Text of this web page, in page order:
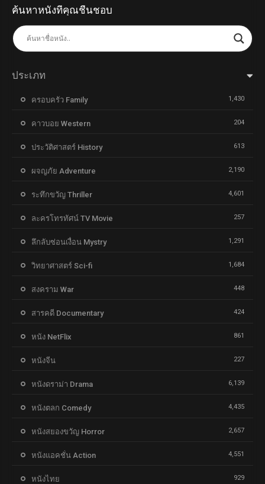
ค้นหาหนังที่คุณชื่นชอบ
ประเภท
ครอบครัว Family 1,430
คาวบอย Western 204
ประวัติศาสตร์ History 613
ผจญภัย Adventure 2,190
ระทึกขวัญ Thriller 4,601
ละครโทรทัศน์ TV Movie 257
ลึกลับซ่อนเงื่อน Mystry 1,291
วิทยาศาสตร์ Sci-fi 1,684
สงคราม War 448
สารคดี Documentary 424
หนัง NetFlix 861
หนังจีน 227
หนังดราม่า Drama 6,139
หนังตลก Comedy 4,435
หนังสยองขวัญ Horror 2,657
หนังแอคชั่น Action 4,551
หนังไทย 929